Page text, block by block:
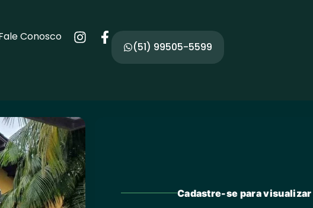
Conosco
(51) 99505-5599
Cadastre-se para